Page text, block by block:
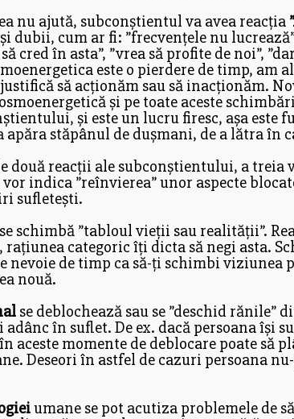
nu ajută, subconștientul va avea reacția
dubii, cum ar fi: ”frecvențele nu
cred în asta”, ”vrea să profite de noi”,
este o pierdere de timp,
să acționăm sau să inacționăm.
și pe toate aceste
și este un lucru firesc, așa este
apăra stăpânul de dușmani, de a lătra în
două reacții ale subconștientului, a treia
indica ”reînvierea” unor aspecte
sufletești.
se schimbă ”tabloul vieții sau realității”.
rațiunea categoric îți dicta să negi asta.
nevoie de timp ca să-ți schimbi
nouă.
se deblochează sau se ”deschid rănile”
adânc în suflet. De ex. dacă persoana își
momente de deblocare poate să
Deseori în astfel de cazuri persoana
umane se pot acutiza problemele de